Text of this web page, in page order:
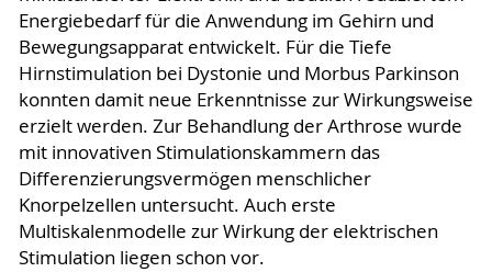
Energiebedarf für die Anwendung im Gehirn und
Bewegungsapparat entwickelt. Für die Tiefe
Hirnstimulation bei Dystonie und Morbus Parkinson
konnten damit neue Erkenntnisse zur Wirkungsweise
erzielt werden. Zur Behandlung der Arthrose wurde
mit innovativen Stimulationskammern das
Differenzierungsvermögen menschlicher
Knorpelzellen untersucht. Auch erste
Multiskalenmodelle zur Wirkung der elektrischen
Stimulation liegen schon vor.